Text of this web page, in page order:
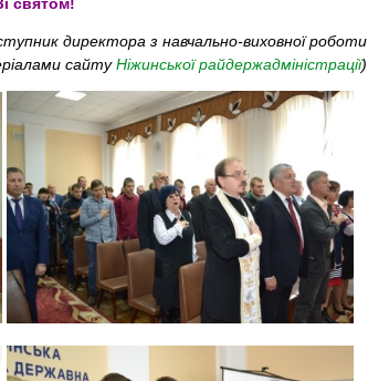
директора з навчально-виховної роботи
сайтуНіжинської райдержадміністрації)